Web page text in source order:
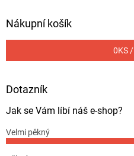
Nákupní košík
0KS /
Dotazník
Jak se Vám líbí náš e-shop?
Velmi pěkný